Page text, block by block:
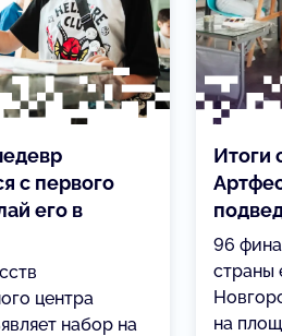
с первого
его в
центра
набор на
Итоги
96
страны
на